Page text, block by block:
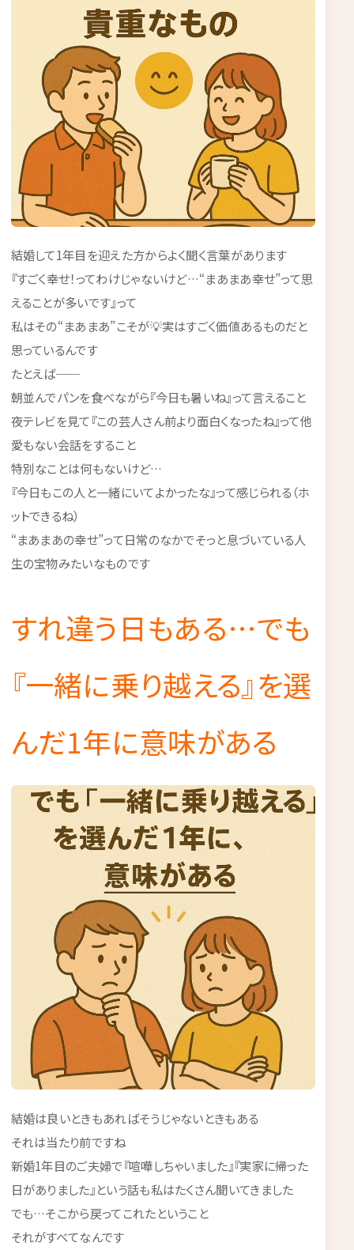
結婚して1年目を迎えた方からよく聞く言葉があります
『すごく幸せ！ってわけじゃないけど…“まあまあ幸せ”って思
えることが多いです』って
私はその“まあまあ”こそが💡実はすごく価値あるものだと
思っているんです
たとえば──
朝並んでパンを食べながら『今日も暑いね』って言えること
夜テレビを見て『この芸人さん前より面白くなったね』って他
愛もない会話をすること
特別なことは何もないけど…
『今日もこの人と一緒にいてよかったな』って感じられる（ホ
ットできるね）
“まあまあの幸せ”って日常のなかでそっと息づいている人
生の宝物みたいなものです
すれ違う日もある…でも
『一緒に乗り越える』を選
んだ1年に意味がある
結婚は良いときもあればそうじゃないときもある
それは当たり前ですね
新婚1年目のご夫婦で『喧嘩しちゃいました』『実家に帰った
日がありました』という話も私はたくさん聞いてきました
でも…そこから戻ってこれたということ
それがすべてなんです